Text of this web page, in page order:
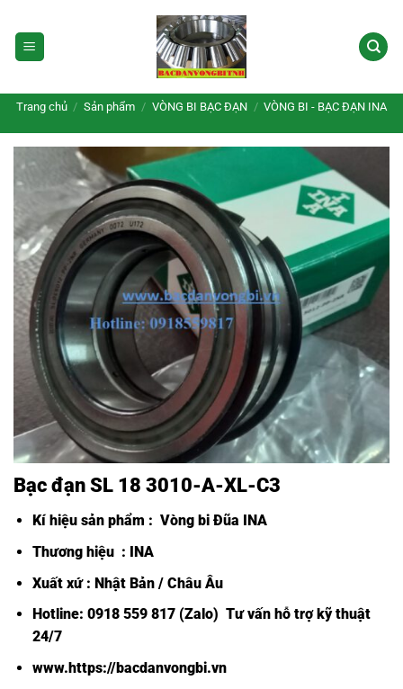
qua
nội
Trang chủ / Sản phẩm / VÒNG BI BẠC ĐẠN / VÒNG BI - BẠC ĐẠN INA
Bạc đạn SL 18 3010-A-XL-C3
Kí hiệu sản phẩm : Vòng bi Đũa INA
Thương hiệu : INA
Xuất xứ : Nhật Bản / Châu Âu
Hotline: 0918 559 817 (Zalo) Tư vấn hỗ trợ kỹ thuật
24/7
www.https://bacdanvongbi.vn